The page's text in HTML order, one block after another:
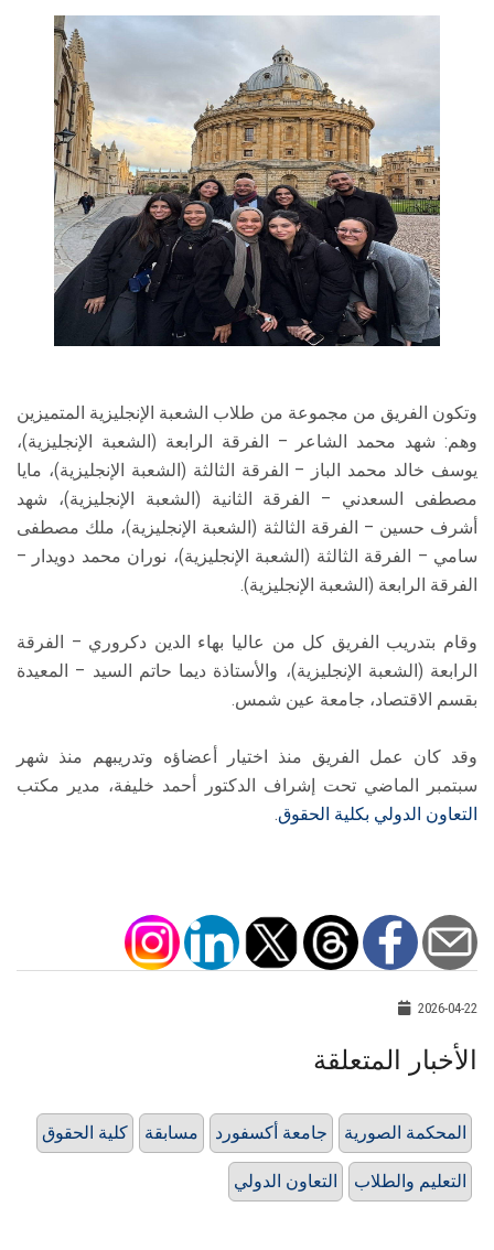
وتكون الفريق من مجموعة من طلاب الشعبة الإنجليزية المتميزين
وهم: شهد محمد الشاعر – الفرقة الرابعة (الشعبة الإنجليزية)،
يوسف خالد محمد الباز – الفرقة الثالثة (الشعبة الإنجليزية)، مايا
مصطفى السعدني – الفرقة الثانية (الشعبة الإنجليزية)، شهد
أشرف حسين – الفرقة الثالثة (الشعبة الإنجليزية)، ملك مصطفى
سامي – الفرقة الثالثة (الشعبة الإنجليزية)، نوران محمد دويدار –
الفرقة الرابعة (الشعبة الإنجليزية).
وقام بتدريب الفريق كل من عاليا بهاء الدين دكروري – الفرقة
الرابعة (الشعبة الإنجليزية)، والأستاذة ديما حاتم السيد – المعيدة
بقسم الاقتصاد، جامعة عين شمس.
وقد كان عمل الفريق منذ اختيار أعضاؤه وتدريبهم منذ شهر
سبتمبر الماضي تحت إشراف الدكتور أحمد خليفة، مدير مكتب
التعاون الدولي بكلية الحقوق.
2026-04-22
الأخبار المتعلقة
كلية الحقوق مسابقة جامعة أكسفورد المحكمة الصورية
التعاون الدولي التعليم والطلاب